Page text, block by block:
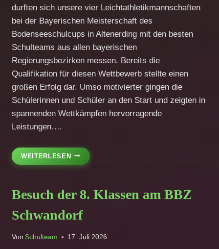
durften sich unsere vier Leichtathletikmannschaften
bei der Bayerischen Meisterschaft des
Bodenseeschulcups in Altenerding mit den besten
Schulteams aus allen bayerischen
Regierungsbezirken messen. Bereits die
Qualifikation für diesen Wettbewerb stellte einen
großen Erfolg dar. Umso motivierter gingen die
Schülerinnen und Schüler an den Start und zeigten in
spannenden Wettkämpfen hervorragende
Leistungen….
WEITERLESENBAYERISCHE
MEISTERSCHAFT
STARKE
AUF
Besuch der 8. Klassen am BBZ
Schwandorf
Von Schulteam 17. Juli 2026